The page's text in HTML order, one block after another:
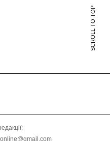
SCROLL TO TOP